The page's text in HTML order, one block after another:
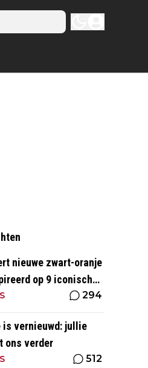
nieuwe zwart-oranje
op 9 iconische
294
is vernieuwd: jullie
ons verder
512